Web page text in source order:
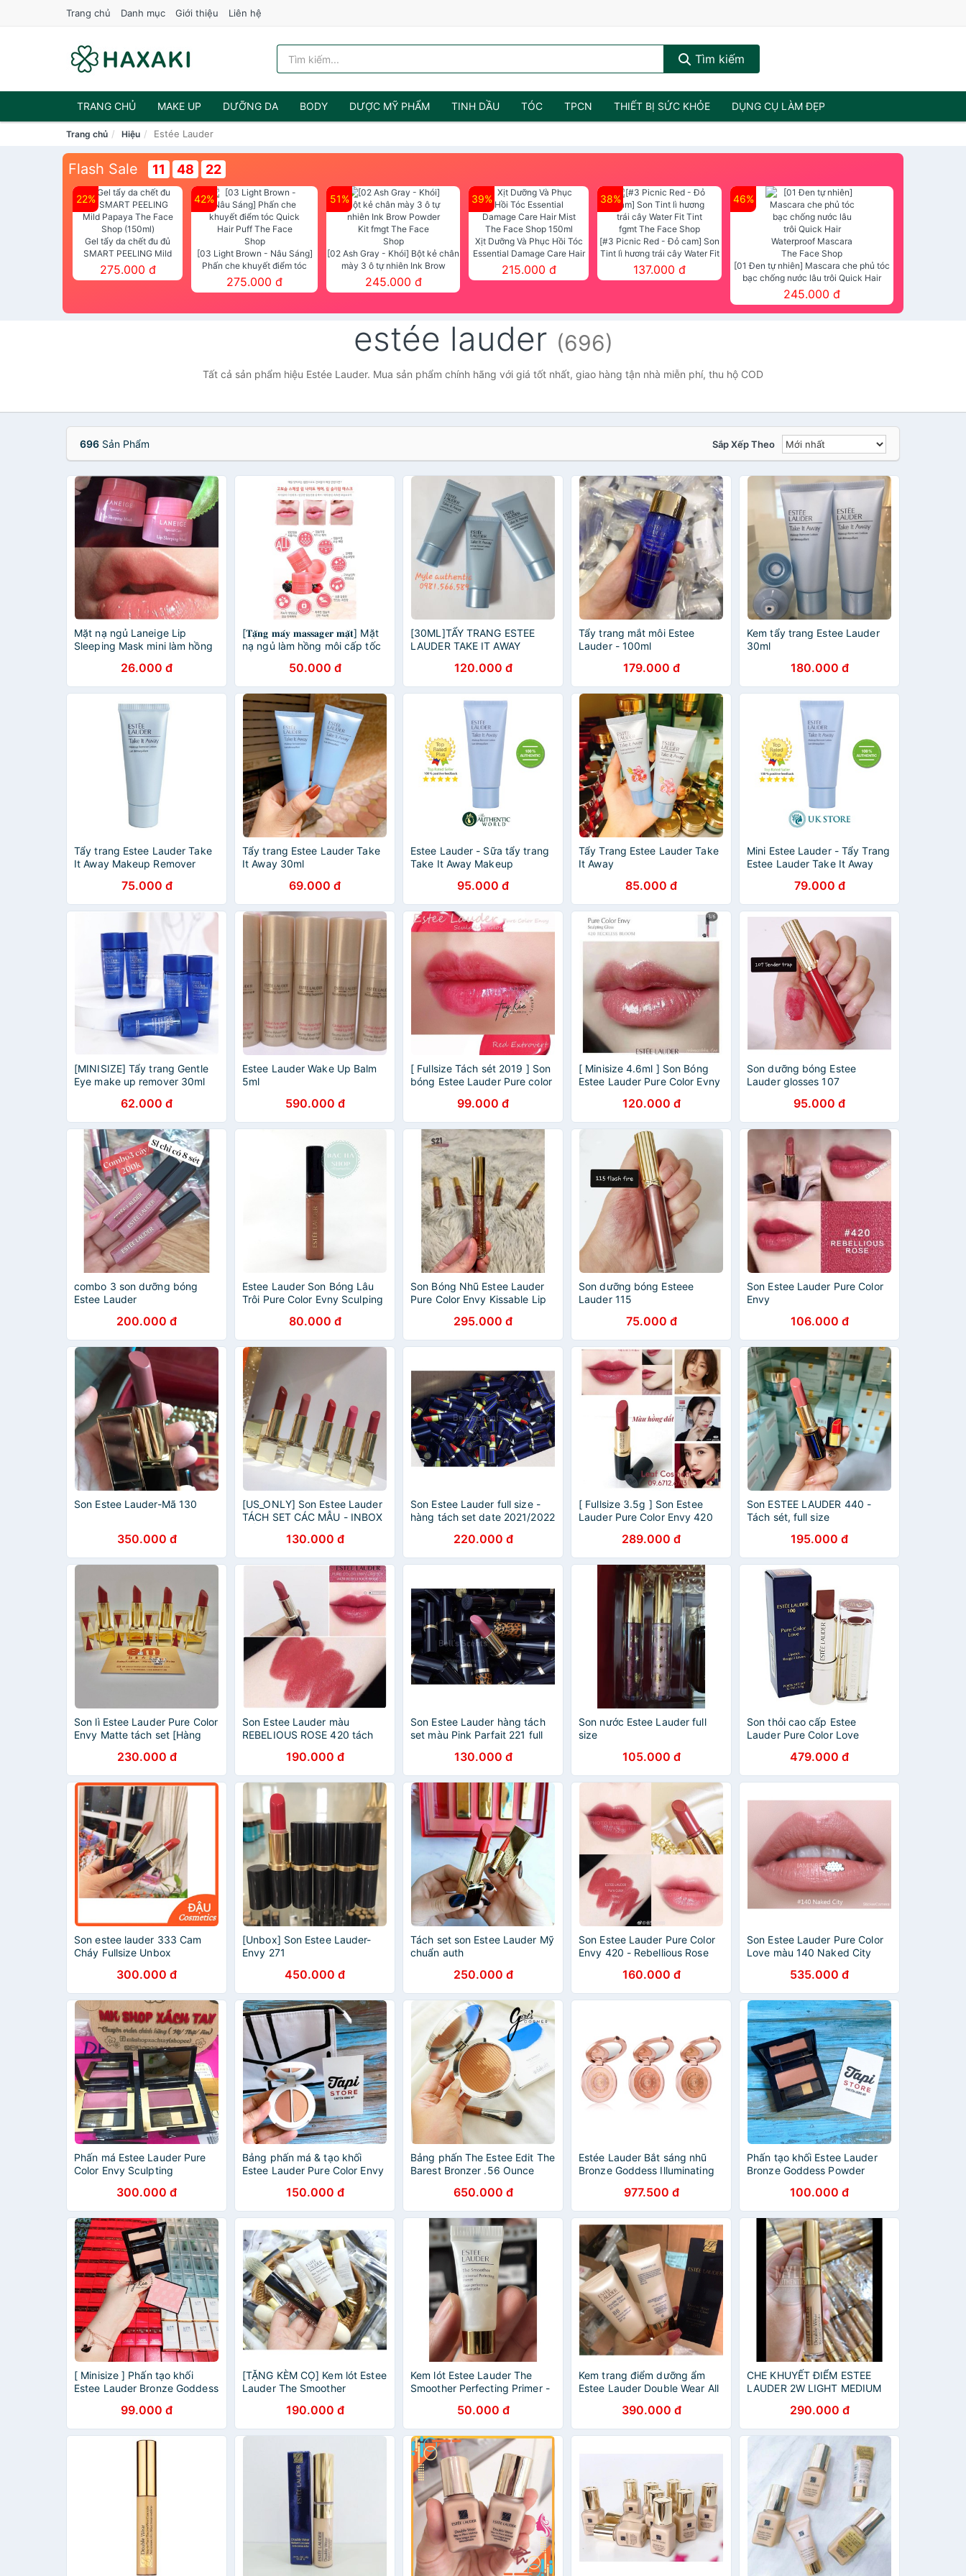
Trang chủ Danh mục Giới thiệu Liên hệ
Tìm kiếm
TRANG CHỦ MAKE UP DƯỠNG DA BODY DƯỢC MỸ PHẨM TINH DẦU TÓC TPCN THIẾT BỊ SỨC KHỎE DỤNG CỤ LÀM ĐẸP
NƯỚC HOA
Trang chủ Hiệu Estée Lauder
Flash Sale 11 48 20
22%
Gel tẩy da chết đu đủ
SMART PEELING Mild
Papaya The Face Shop
(150ml)
275.000 đ
42%
[03 Light Brown - Nâu Sáng]
Phấn che khuyết điểm tóc
Quick Hair Puff The Face Shop
275.000 đ
51%
[02 Ash Gray - Khói] Bột kẻ chân
mày 3 ô tự nhiên Ink Brow
Powder Kit fmgt The Face Shop
245.000 đ
39%
Xịt Dưỡng Và Phục Hồi Tóc
Essential Damage Care Hair
Mist The Face Shop 150ml
215.000 đ
38%
[#3 Picnic Red - Đỏ cam] Son
Tint lì hương trái cây Water Fit
Tint fgmt The Face Shop
137.000 đ
46%
[01 Đen tự nhiên] Mascara che phủ tóc
bạc chống nước lâu trôi Quick Hair
Waterproof Mascara The Face Shop
245.000 đ
estée lauder (696)
Tất cả sản phẩm hiệu Estée Lauder. Mua sản phẩm chính hãng với giá tốt nhất, giao hàng tận nhà miễn phí, thu hộ COD
696 Sản Phẩm Sắp Xếp Theo
Mặt nạ ngủ Laneige Lip
Sleeping Mask mini làm hồng
[𝐓𝐚̣̆𝐧𝐠 𝐦𝐚́𝐲 𝐦𝐚𝐬𝐬𝐚𝐠𝐞𝐫 𝐦𝐚̣̆𝐭]
26.000 đ
[𝐓𝐚̣̆𝐧𝐠 𝐦𝐚́𝐲 𝐦𝐚𝐬𝐬𝐚𝐠𝐞𝐫 𝐦𝐚̣̆𝐭] Mặt
nạ ngủ làm hồng môi cấp tốc
mini [cam kết chuẩn Hàn
Quốc ]
50.000 đ
[30ML]TẨY TRANG ESTEE
LAUDER TAKE IT AWAY
120.000 đ
Tẩy trang mắt môi Estee
Lauder - 100ml
179.000 đ
Kem tẩy trang Estee Lauder
30ml
180.000 đ
Tẩy trang Estee Lauder Take
It Away Makeup Remover
75.000 đ
Tẩy trang Estee Lauder Take
It Away 30ml
69.000 đ
Estee Lauder - Sữa tẩy trang
Take It Away Makeup
95.000 đ
Tẩy Trang Estee Lauder Take
It Away
85.000 đ
Mini Estee Lauder - Tẩy Trang
Estee Lauder Take It Away
79.000 đ
[MINISIZE] Tẩy trang Gentle
Eye make up remover 30ml
62.000 đ
Estee Lauder Wake Up Balm
5ml
590.000 đ
[ Fullsize Tách sét 2019 ] Son
bóng Estee Lauder Pure color
99.000 đ
[ Minisize 4.6ml ] Son Bóng
Estee Lauder Pure Color Evny
120.000 đ
Son dưỡng bóng Estee
Lauder glosses 107
95.000 đ
combo 3 son dưỡng bóng
Estee Lauder
200.000 đ
Estee Lauder Son Bóng Lâu
Trôi Pure Color Evny Sculping
80.000 đ
Son Bóng Nhũ Estee Lauder
Pure Color Envy Kissable Lip
295.000 đ
Son dưỡng bóng Esteee
Lauder 115
75.000 đ
Son Estee Lauder Pure Color
Envy
106.000 đ
Son Estee Lauder-Mã 130
350.000 đ
[US_ONLY] Son Estee Lauder
TÁCH SET CÁC MẪU - INBOX
130.000 đ
Son Estee Lauder full size -
hàng tách set date 2021/2022
220.000 đ
[ Fullsize 3.5g ] Son Estee
Lauder Pure Color Envy 420
289.000 đ
Son ESTEE LAUDER 440 -
Tách sét, full size
195.000 đ
Son lì Estee Lauder Pure Color
Envy Matte tách set [Hàng
230.000 đ
Son Estee Lauder màu
REBELIOUS ROSE 420 tách
190.000 đ
Son Estee Lauder hàng tách
set màu Pink Parfait 221 full
130.000 đ
Son nước Estee Lauder full
size
105.000 đ
Son thỏi cao cấp Estee
Lauder Pure Color Love
479.000 đ
Son estee lauder 333 Cam
Cháy Fullsize Unbox
300.000 đ
[Unbox] Son Estee Lauder-
Envy 271
450.000 đ
Tách set son Estee Lauder Mỹ
chuẩn auth
250.000 đ
Son Estee Lauder Pure Color
Envy 420 - Rebellious Rose
160.000 đ
Son Estee Lauder Pure Color
Love màu 140 Naked City
535.000 đ
Phấn má Estee Lauder Pure
Color Envy Sculpting
300.000 đ
Bảng phấn má & tạo khối
Estee Lauder Pure Color Envy
Goddess Powder Bronzer
150.000 đ
Bảng phấn The Estee Edit The
Barest Bronzer .56 Ounce
650.000 đ
Estée Lauder Bắt sáng nhũ
Bronze Goddess Illuminating
977.500 đ
Phấn tạo khối Estee Lauder
Bronze Goddess Powder
100.000 đ
[ Minisize ] Phấn tạo khối
Estee Lauder Bronze Goddess
99.000 đ
[TẶNG KÈM CỌ] Kem lót Estee
Lauder The Smoother
190.000 đ
Kem lót Estee Lauder The
Smoother Perfecting Primer -
50.000 đ
Kem trang điểm dưỡng ẩm
Estee Lauder Double Wear All
Makeup SPF 30
390.000 đ
CHE KHUYẾT ĐIỂM ESTEE
LAUDER 2W LIGHT MEDIUM
290.000 đ